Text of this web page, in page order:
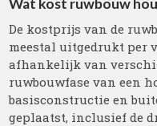
Wat kost ruwbouw
De kostprijs van de
meestal uitgedrukt per
afhankelijk van
ruwbouwfase van een
basisconstructie en
geplaatst, inclusief de